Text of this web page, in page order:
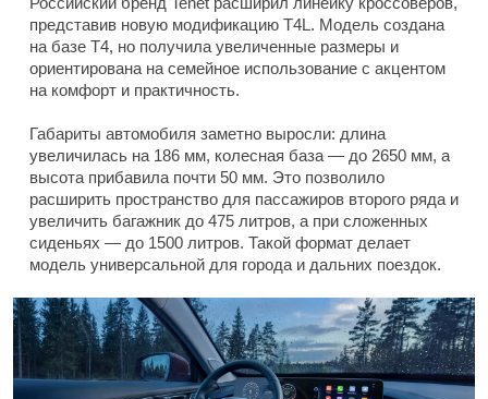
представив новую модификацию T4L. Модель создана
на базе T4, но получила увеличенные размеры и
ориентирована на семейное использование с акцентом
на комфорт и практичность.
Габариты автомобиля заметно выросли: длина
увеличилась на 186 мм, колесная база — до 2650 мм, а
высота прибавила почти 50 мм. Это позволило
расширить пространство для пассажиров второго ряда и
увеличить багажник до 475 литров, а при сложенных
сиденьях — до 1500 литров. Такой формат делает
модель универсальной для города и дальних поездок.